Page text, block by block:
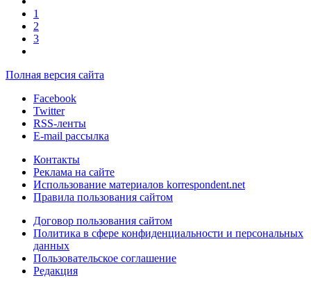
1
2
3
Полная версия сайта
Facebook
Twitter
RSS-ленты
E-mail рассылка
Контакты
Реклама на сайте
Использование материалов korrespondent.net
Правила пользования сайтом
Договор пользования сайтом
Политика в сфере конфиденциальности и персональных
данных
Пользовательское соглашение
Редакция